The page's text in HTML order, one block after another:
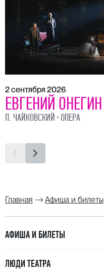
2 сентября 2026
ЕВГЕНИЙ ОНЕГИН
П. ЧАЙКОВСКИЙ ОПЕРА
Главная Афиша и билеты
АФИША И БИЛЕТЫ
ЛЮДИ ТЕАТРА